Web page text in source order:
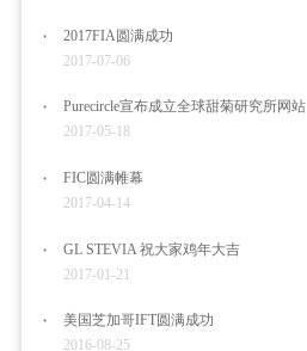
2017FIA圆满成功
2017-07-06
Purecircle宣布成立全球甜菊研究所网站
2017-05-18
FIC圆满帷幕
2017-04-14
GL STEVIA 祝大家鸡年大吉
2017-01-21
美国芝加哥IFT圆满成功
2016-08-25